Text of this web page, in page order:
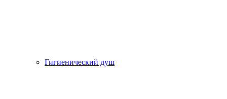
Гигиенический душ